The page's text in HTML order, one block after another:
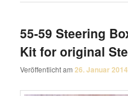
55-59 Steering
Kit for original
Veröffentlicht am26. Januar 2014